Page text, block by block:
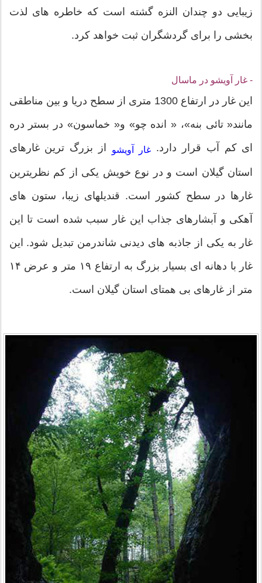
زیبایی دو چندان النزه گشته است که خاطره های لذت
بخشی را برای گردشگران ثبت خواهد کرد.
- غار آویشو در ماسال
این غار در ارتفاع 1300 متری از سطح دریا و بین مناطقی
مانند« تائی بنه»، « انده چو» و« خماسون» در بستر دره
ای کم آب قرار دارد. غار آویشو از بزرگ ترين غارهای
استان گیلان است و در نوع خویش یکی از کم نظریترین
غارها در سطح کشور است. قندیل‎های زیبا، ستون های
آهکی و آبشار‎های جذاب این غار سبب شده است تا این
غار به یکی از جاذبه های دیدنی شاندرمن تبدیل شود. این
غار با دهانه ای بسیار بزرگ به ارتفاع ۱۹ متر و عرض ۱۴
متر از غارهای بی همتای استان گیلان است.